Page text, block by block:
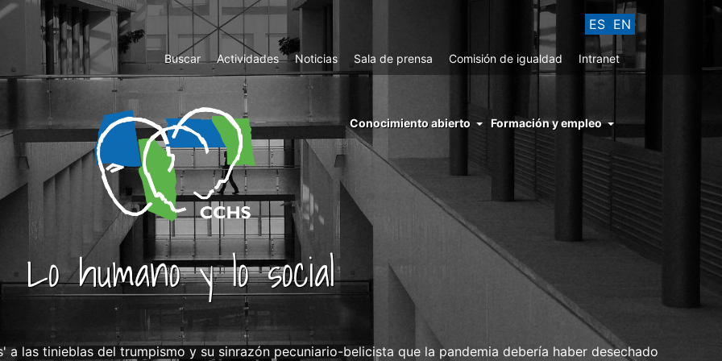
ES EN
Top
Menu
Buscar Actividades Noticias Sala de prensa Comisión de igualdad Intranet
menu
right
cchs
conocimiento
abierto
Conocimiento abierto Formación y empleo
Lo humano y lo social
a las tinieblas del trumpismo y su sinrazón pecuniario-belicista que la pandemia debería haber desechado